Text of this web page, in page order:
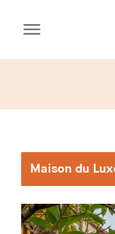
Maison du